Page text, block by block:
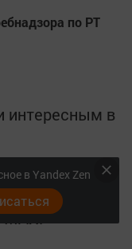
по РТ
интересным в
в
MАХ:
в Yandex Zen